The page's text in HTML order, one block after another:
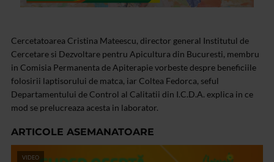
Cercetatoarea Cristina Mateescu, director general Institutul de
Cercetare si Dezvoltare pentru Apicultura din Bucuresti, membru
in Comisia Permanenta de Apiterapie vorbeste despre beneficiile
folosirii laptisorului de matca, iar Coltea Fedorca, seful
Departamentului de Control al Calitatii din I.C.D.A. explica in ce
mod se prelucreaza acesta in laborator.
ARTICOLE ASEMANATOARE
VIDEO